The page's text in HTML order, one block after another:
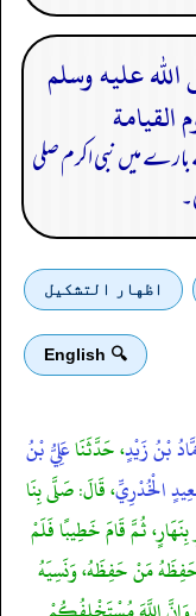
الله عليه وسلم
القيامة
میں نبی اکرم صلی
اظهار التشكيل
🔍 English
بْنُ زَيْدٍ، حَدَّثَنَاعَلِيُّ بْنُ
الْخُدْرِيِّ، قَالَ: صَلَّى بِنَا
ثُمَّ قَامَ خَطِيبًا فَلَمْ
حَفِظَهُ مَنْ حَفِظَهُ، وَنَسِيَهُ